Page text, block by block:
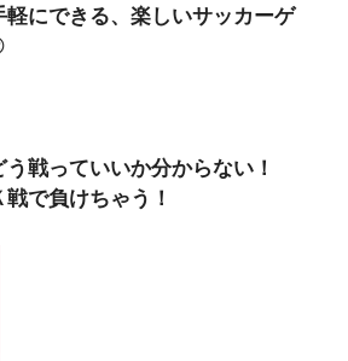
軽にできる、楽しいサッカーゲ
う戦っていいか分からない！
で負けちゃう！